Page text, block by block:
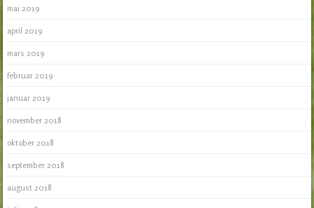
mai 2019
april 2019
mars 2019
februar 2019
januar 2019
november 2018
oktober 2018
september 2018
august 2018